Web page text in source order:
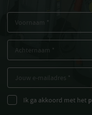
Ik ga akkoord met het